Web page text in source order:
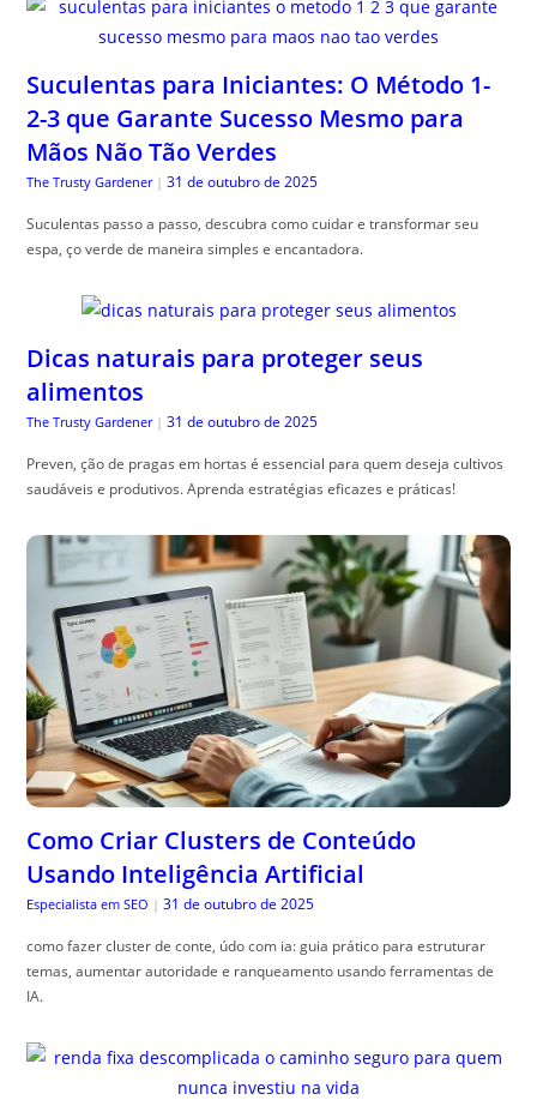
Suculentas para Iniciantes: O Método 1-
2-3 que Garante Sucesso Mesmo para
Mãos Não Tão Verdes
The Trusty Gardener | 31 de outubro de 2025
Suculentas passo a passo, descubra como cuidar e transformar seu
espa, ço verde de maneira simples e encantadora.
Dicas naturais para proteger seus
alimentos
The Trusty Gardener | 31 de outubro de 2025
Preven, ção de pragas em hortas é essencial para quem deseja cultivos
saudáveis e produtivos. Aprenda estratégias eficazes e práticas!
Como Criar Clusters de Conteúdo
Usando Inteligência Artificial
Especialista em SEO | 31 de outubro de 2025
como fazer cluster de conte, údo com ia: guia prático para estruturar
temas, aumentar autoridade e ranqueamento usando ferramentas de
IA.